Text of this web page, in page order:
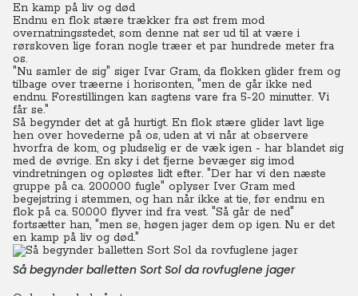
En kamp på liv og død
Endnu en flok stære trækker fra øst frem mod
overnatningsstedet, som denne nat ser ud til at være i
rørskoven lige foran nogle træer et par hundrede meter fra
os.
"Nu samler de sig" siger Ivar Gram, da flokken glider frem og
tilbage over træerne i horisonten, "men de går ikke ned
endnu. Forestillingen kan sagtens vare fra 5-20 minutter. Vi
får se."
Så begynder det at gå hurtigt. En flok stære glider lavt lige
hen over hovederne på os, uden at vi når at observere
hvorfra de kom, og pludselig er de væk igen - har blandet sig
med de øvrige. En sky i det fjerne bevæger sig imod
vindretningen og opløstes lidt efter. "Der har vi den næste
gruppe på ca. 200.000 fugle" oplyser Iver Gram med
begejstring i stemmen, og han når ikke at tie, før endnu en
flok på ca. 50.000 flyver ind fra vest. "Så går de ned"
fortsætter han, "men se, høgen jager dem op igen. Nu er det
en kamp på liv og død."
Så begynder balletten Sort Sol da rovfuglene jager